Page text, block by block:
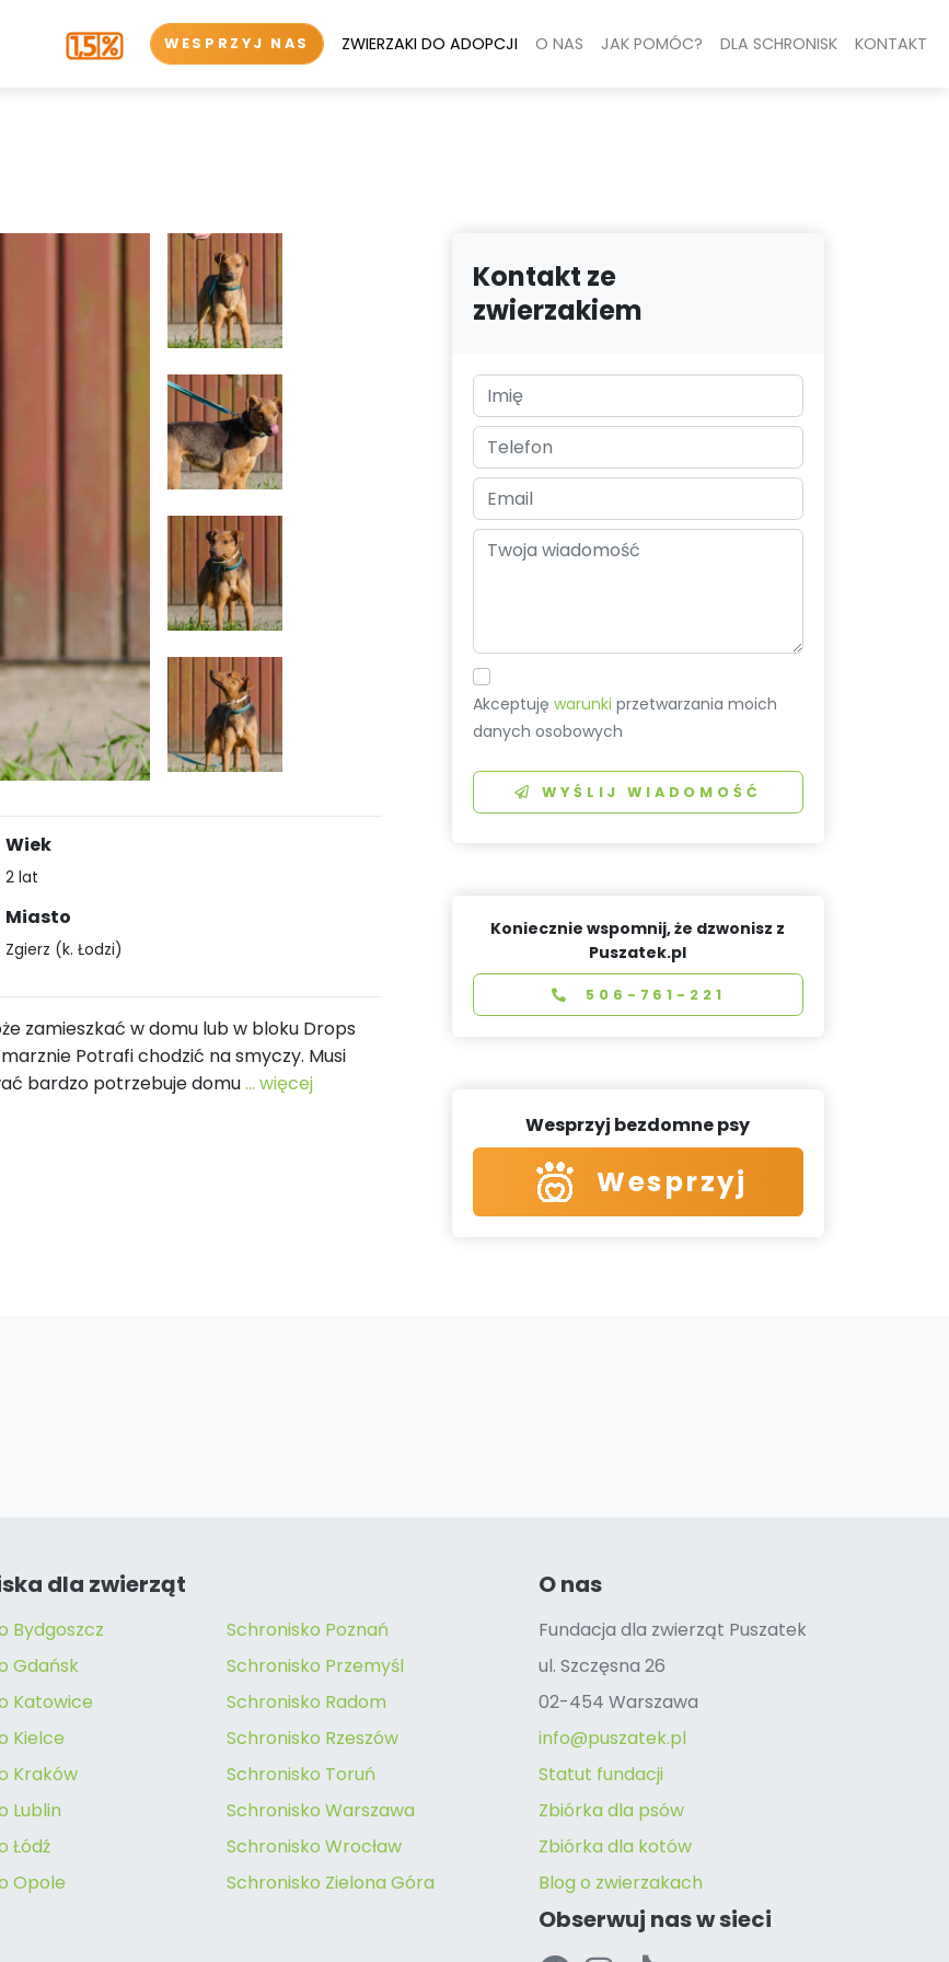
WESPRZYJ NAS ZWIERZAKI DO ADOPCJI O NAS JAK POMÓC? DLA SCHRONISK KONTAKT
Wiek
2 lat
Miasto
Zgierz (k. Łodzi)
zamieszkać w domu lub w bloku Drops
Potrafi chodzić na smyczy. Musi
bardzo potrzebuje domu... więcej
Kontakt ze
zwierzakiem
Akceptujęwarunki przetwarzania moich
danych osobowych
WYŚLIJ WIADOMOŚĆ
Koniecznie wspomnij, że dzwonisz z
Puszatek.pl
506-761-221
Wesprzyj bezdomne psy
Wesprzyj
dla zwierząt
Bydgoszcz
Gdańsk
Katowice
Kielce
Kraków
Lublin
Łódź
Opole
Schronisko Poznań
Schronisko Przemyśl
Schronisko Radom
Schronisko Rzeszów
Schronisko Toruń
Schronisko Warszawa
Schronisko Wrocław
Schronisko Zielona Góra
O nas
Fundacja dla zwierząt Puszatek
ul. Szczęsna 26
02-454 Warszawa
info@puszatek.pl
Statut fundacji
Zbiórka dla psów
Zbiórka dla kotów
Blog o zwierzakach
Obserwuj nas w sieci